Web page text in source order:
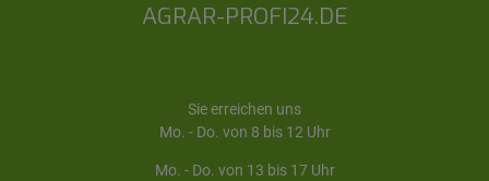
AGRAR-PROFI24.DE
Sie erreichen uns
Mo. - Do. von 8 bis 12 Uhr
Mo. - Do. von 13 bis 17 Uhr